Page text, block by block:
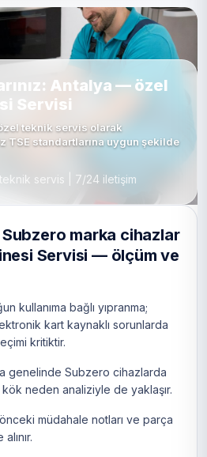
Antalya — özel
Servisi
teknik servis olarak
TSE standartlarına uygun şekilde
servis | 7/24 iletişim
marka cihazlar
Servisi — ölçüm ve
kullanıma bağlı yıpranma;
kart kaynaklı sorunlarda
kritiktir.
genelinde Subzero cihazlarda
neden analiziyle de yaklaşır.
müdahale notları ve parça